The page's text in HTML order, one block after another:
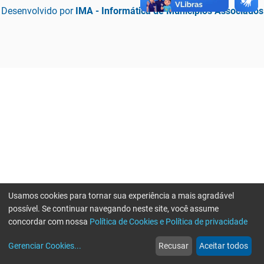
Desenvolvido por IMA - Informática de Municípios Associados
web
Notícias
more_horiz
Mais
Usamos cookies para tornar sua experiência a mais agradável
possível. Se continuar navegando neste site, você assume
concordar com nossa Política de Cookies e Política de privacidade
Gerenciar Cookies... Recusar Aceitar todos
Erro ao enviar informações, por favor tente novamente